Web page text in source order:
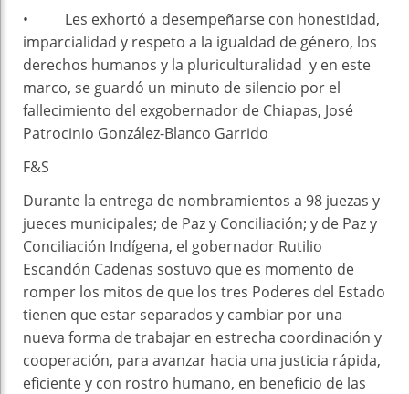
• Les exhortó a desempeñarse con honestidad,
imparcialidad y respeto a la igualdad de género, los
derechos humanos y la pluriculturalidad y en este
marco, se guardó un minuto de silencio por el
fallecimiento del exgobernador de Chiapas, José
Patrocinio González-Blanco Garrido
F&S
Durante la entrega de nombramientos a 98 juezas y
jueces municipales; de Paz y Conciliación; y de Paz y
Conciliación Indígena, el gobernador Rutilio
Escandón Cadenas sostuvo que es momento de
romper los mitos de que los tres Poderes del Estado
tienen que estar separados y cambiar por una
nueva forma de trabajar en estrecha coordinación y
cooperación, para avanzar hacia una justicia rápida,
eficiente y con rostro humano, en beneficio de las